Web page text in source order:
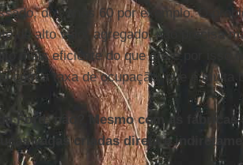
dos anos 60 por exemplo. O
de alto valor agregado, não precisa
mais eficiente do que era e por isso
com a taxa de ocupação, que é muita
Ford, não? Mesmo com as fábricas
vagas criadas direta e